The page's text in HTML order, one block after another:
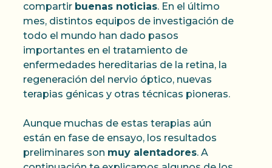
compartir buenas noticias. En el último
mes, distintos equipos de investigación de
todo el mundo han dado pasos
importantes en el tratamiento de
enfermedades hereditarias de la retina, la
regeneración del nervio óptico, nuevas
terapias génicas y otras técnicas pioneras.
Aunque muchas de estas terapias aún
están en fase de ensayo, los resultados
preliminares son muy alentadores. A